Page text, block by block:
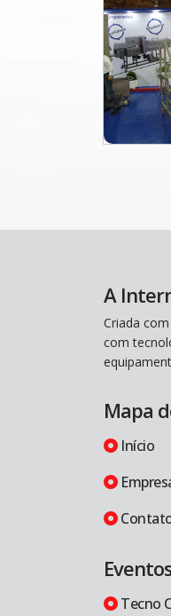
A
Criada
com
Mapa
Início
Tecno